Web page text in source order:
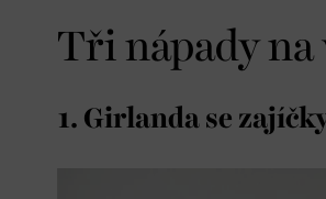
Tři nápady
1. Girlanda se